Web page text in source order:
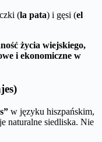
(la pata) i gęsi (el
życia wiejskiego,
i ekonomiczne w
w języku hiszpańskim,
naturalne siedliska. Nie